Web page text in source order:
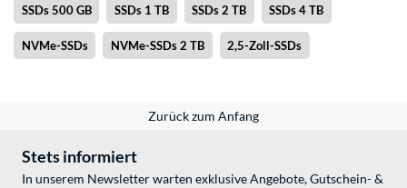
SSDs 500 GB SSDs 1 TB SSDs 2 TB SSDs 4 TB
NVMe-SSDs NVMe-SSDs 2 TB 2,5-Zoll-SSDs
Zurück zum Anfang
Stets informiert
In unserem Newsletter warten exklusive Angebote, Gutschein- &